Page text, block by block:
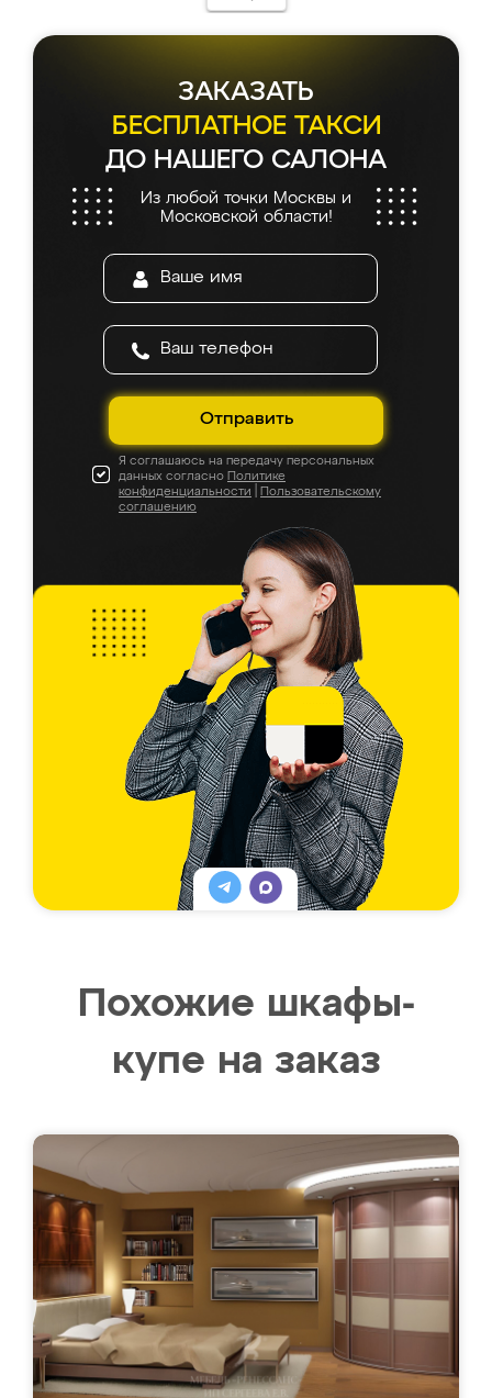
ЗАКАЗАТЬ
БЕСПЛАТНОЕ ТАКСИ
ДО НАШЕГО САЛОНА
Из любой точки Москвы и
Московской области!
Отправить
Я соглашаюсь на передачу персональных
данных согласно Политике
конфиденциальности
Пользовательскому
соглашению
Похожие шкафы-
купе на заказ